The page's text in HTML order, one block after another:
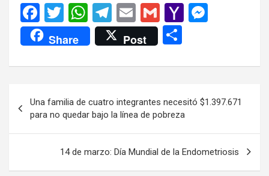
F
a
ce
b
o
k
T
wi
tt
er
W
h
at
s
p
p
T
el
e
gr
m
E
m
ail
G
m
ail
Y
o
M
ail
n
er
Share Post
m
p
ar
tir
de
entradas
Una familia de cuatro integrantes necesitó $1.397.671
para no quedar bajo la línea de pobreza
14 de marzo: Día Mundial de la Endometriosis